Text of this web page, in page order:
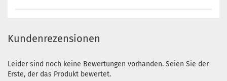
Kundenrezensionen
Leider sind noch keine Bewertungen vorhanden. Seien Sie der
Erste, der das Produkt bewertet.